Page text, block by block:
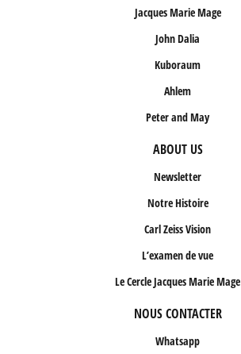
Jacques Marie Mage
John Dalia
Kuboraum
Ahlem
Peter and May
ABOUT US
Newsletter
Notre Histoire
Carl Zeiss Vision
L’examen de vue
Le Cercle Jacques Marie Mage
NOUS CONTACTER
Whatsapp